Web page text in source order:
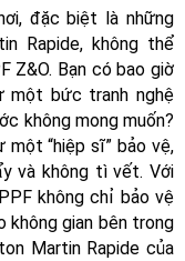
đặc biệt là những
Rapide, không thể
Z&O. Bạn có bao giờ
một bức tranh nghệ
không mong muốn?
một “hiệp sĩ” bảo vệ,
và không tì vết. Với
không chỉ bảo vệ
không gian bên trong
Martin Rapide của